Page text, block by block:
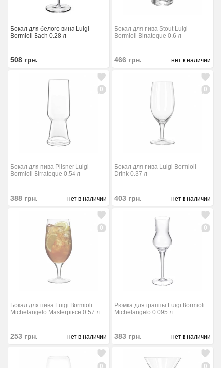
Бокал для белого вина Luigi
Bormioli Bach 0.28 л
508 грн.
Бокал для пива Stout Luigi
Bormioli Birrateque 0.6 л
466 грн. нет в наличии
0
Бокал для пива Pilsner Luigi
Bormioli Birrateque 0.54 л
388 грн. нет в наличии
0
Бокал для пива Luigi Bormioli
Drink 0.37 л
403 грн. нет в наличии
0
Бокал для пива Luigi Bormioli
Michelangelo Masterpiece 0.57 л
253 грн. нет в наличии
0
Рюмка для граппы Luigi Bormioli
Michelangelo 0.095 л
383 грн. нет в наличии
0 0